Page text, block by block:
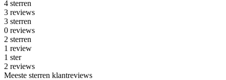
4 sterren
3 reviews
3 sterren
0 reviews
2 sterren
1 review
1 ster
2 reviews
Meeste sterren klantreviews